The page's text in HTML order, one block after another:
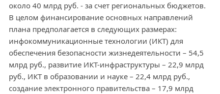
около 40 млрд руб. - за счет региональных бюджетов.
В целом финансирование основных направлений
плана предполагается в следующих размерах:
инфокоммуникационные технологии (ИКТ) для
обеспечения безопасности жизнедеятельности – 54,5
млрд руб., развитие ИКТ-инфраструктуры – 22,9 млрд
руб., ИКТ в образовании и науке – 22,4 млрд руб.,
создание электронного правительства – 17,9 млрд